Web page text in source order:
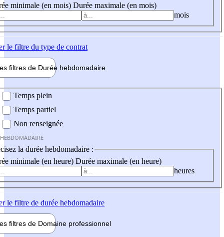
minimale (en mois) Durée maximale (en mois)
mois
le filtre du type de contrat
filtres de Durée hebdomadaire
Temps plein
Temps partiel
Non renseignée
la durée hebdomadaire :
minimale (en heure) Durée maximale (en heure)
heures
le filtre de durée hebdomadaire
filtres de Domaine professionnel